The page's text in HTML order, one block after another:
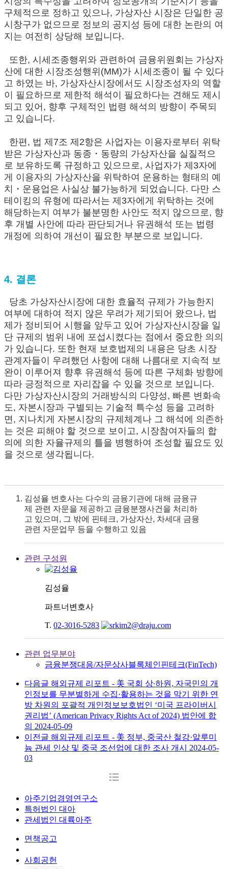
구체적으로 정하고 있으나, 가상자산 시장은 단일한 공
시창구가 없으므로 정보의 공지성 등에 대한 논란의 여
지는 여전히 상당해 보입니다.
또한, 시세조종행위와 관련하여 금융위원회는 가상자
산에 대한 시장조성행위(MM)가 시세조종이 될 수 있다
고 하였는 바, 가상자산시장에서도 시장조성자의 역할
이 필요하므로 제한적 해석이 필요하다는 견해도 제시
되고 있어, 향후 구체적인 법령 해석의 방향이 주목되
고 있습니다.
한편, 법 제7조 제2항은 사업자는 이용자로부터 위탁
받은 가상자산과 동종・동량의 가상자산을 실질적으
로 보유하도록 규정하고 있으므로, 사업자가 제3자에
게 이용자의 가상자산을 위탁하여 운용하는 형태의 예
치・운용업은 사실상 불가능하게 되었습니다. 다만 스
테이킹의 유형에 따라서는 제3자에게 위탁하는 것에
해당하는지 여부가 불분명한 사안도 적지 않으므로, 향
후 개별 사안에 따라 판단되거나 유권해석 또는 법령
개정에 의하여 개선이 필요한 부분으로 보입니다.
4. 결론
당초 가상자산시장에 대한 효율적 규제가 가능한지
여부에 대하여 적지 않은 우려가 제기되어 왔으나, 법
제가 정비되어 시행을 앞두고 있어 가상자산시장을 일
단 규제의 범위 내에 포섭시켰다는 점에서 중요한 의의
가 있습니다. 또한 현재 보호법제의 내용은 당초 시장
관계자들이 우려했던 사항에 대해 나름대로 지속적 보
완이 이루어져 향후 유권해석 등에 따른 구체화 방향에
따라 긍정적으로 자리잡을 수 있을 것으로 보입니다.
다만 가상자산시장의 거래방식의 다양성, 빠른 변화속
도, 자본시장과 구별되는 기술적 특수성 등을 고려하
면, 지나치게 자본시장의 규제체계나 그 해석에 의존하
는 것은 피해야 할 것으로 보이고, 시장참여자들의 합
의에 의한 자율규제의 틀을 병행하여 조성할 필요도 있
을 것으로 생각됩니다.
김성율 변호사는 다수의 금융기관에 대해 금융규
제 관련 자문을 제공하고 금융분쟁사건을 처리하
고 있으며, 그 밖에 핀테크, 가상자산, 차세대 금융
관련 자문업무 등을 수행하고 있음
관련 구성원
김성율
파트너변호사
T. 02-3016-5283
관련 업무분야
금융분쟁대응/자문상사블록체인핀테크(FinTech)
다음글 해외규제 리포트 - 美 국회 상∙하원, 자국민의 개
인정보를 무분별하게 수집·활용하는 것을 막기 위한 연
방 차원의 포괄적 개인정보보호법인 ‘미국 프라이버시
권리법’ (American Privacy Rights Act of 2024) 법안에 합
의 2024-05-09
이전글 해외규제 리포트 - 美 정부, 중국산 철강·알루미
늄 관세 인상 및 중국 조선업에 대한 조사 개시
2024-05-
03
아주기업경영연구소
특허법인 대아
관세법인 대륙아주
면책공고
사회공헌